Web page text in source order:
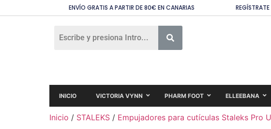
ENVÍO GRATIS A PARTIR DE 80€ EN CANARIAS
INICIO VICTORIA VYNN PHARM FOOT ELLEEBANA
Inicio / STALEKS / Empujadores para cutículas Staleks Pro